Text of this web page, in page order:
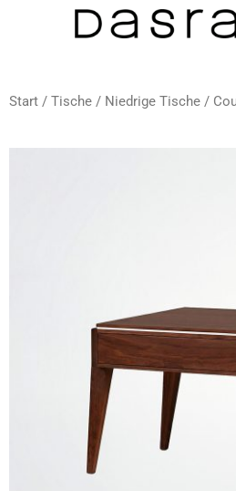
Start / Tische / Niedrige Tische /